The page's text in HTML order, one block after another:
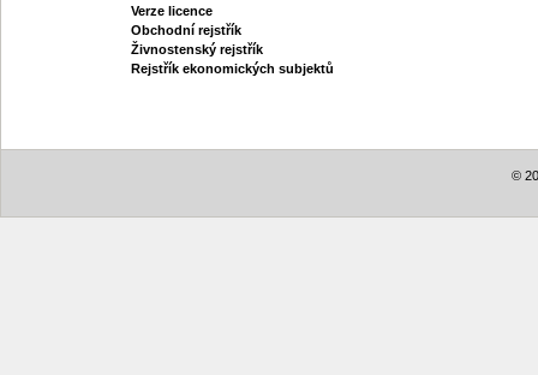
Verze licence
Obchodní rejstřík
Živnostenský rejstřík
Rejstřík ekonomických subjektů
©